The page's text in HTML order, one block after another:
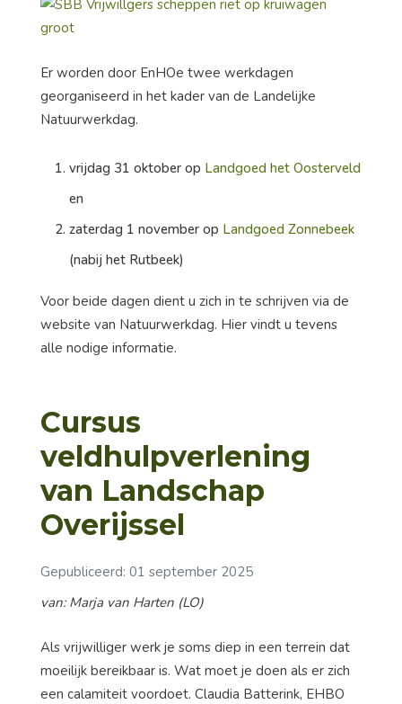
Er worden door EnHOe twee werkdagen
georganiseerd in het kader van de Landelijke
Natuurwerkdag.
vrijdag 31 oktober op Landgoed het Oosterveld
en
zaterdag 1 november op Landgoed Zonnebeek
(nabij het Rutbeek)
Voor beide dagen dient u zich in te schrijven via de
website van Natuurwerkdag. Hier vindt u tevens
alle nodige informatie.
Cursus
veldhulpverlening
van Landschap
Overijssel
Gepubliceerd: 01 september 2025
van: Marja van Harten (LO)
Als vrijwilliger werk je soms diep in een terrein dat
moeilijk bereikbaar is. Wat moet je doen als er zich
een calamiteit voordoet. Claudia Batterink, EHBO